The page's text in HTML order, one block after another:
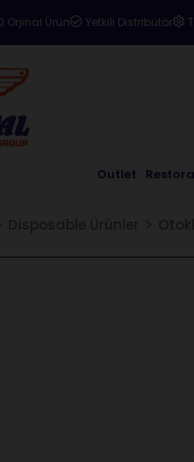
Orjinal Ürün Yetkili Distribütör
Outlet